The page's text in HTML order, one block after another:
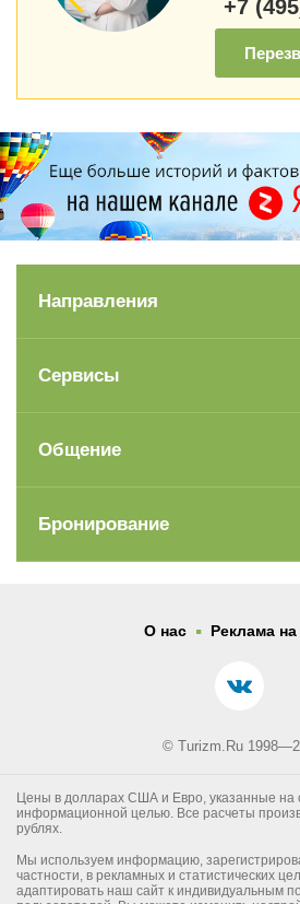
+7
Направления
Сервисы
Общение
Бронирование
О нас . Реклама на
© Turizm.Ru
Цены в долларах США и Евро, указанные на
информационной целью. Все расчеты
рублях.
Мы используем информацию,
частности, в рекламных и статистических
адаптировать наш сайт к индивидуальным